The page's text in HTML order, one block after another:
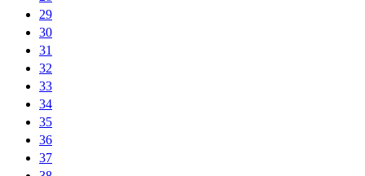
29
30
31
32
33
34
35
36
37